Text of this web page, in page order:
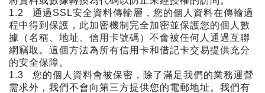
1.2 通過 SSL安全資料傳輸層，您的個人資料在傳輸過
程中得到保護，此加密機制完全加密並保護您的個人數
據（名稱、地址、信用卡號碼）不會被任何人通過互聯
網竊取。這個方法為所有信用卡和借記卡交易提供充分
的安全保障。
1.3 您的個人資料會被保密，除了滿足我們的業務運營
需求外，我們不會向第三方提供您的電郵地址。我們有